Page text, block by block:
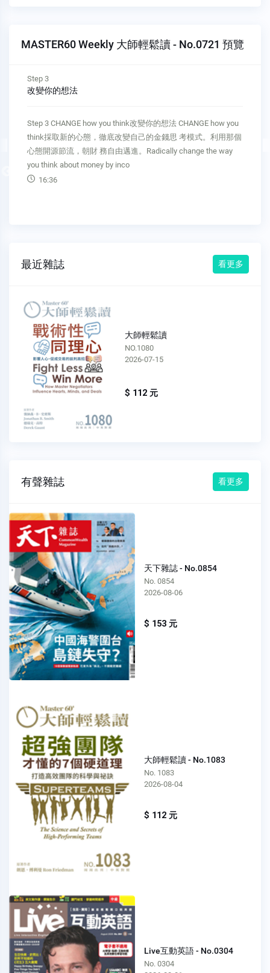
MASTER60 Weekly 大師輕鬆讀 - No.0721 預覽
Previous
Step 4
抛開預算立刻存錢
Step 4 REPLACE budgets with fast savings抛開預算立刻存錢
REPLACE budgets with fast savings擬預算的問題在於會促成稀
缺的心態。 請把更多心思與力氣放在增加你的儲蓄 率，盡量提
高時間帶來的報酬。The problem with b
12:42
最近雜誌 看更多
大師輕鬆讀
NO.1079
2026-07-08
$ 112 元
有聲雜誌 看更多
天下雜誌 - No.0854
No. 0854
2026-08-06
$ 153 元
大師輕鬆讀 - No.1083
No. 1083
2026-08-04
$ 112 元
Live互動英語 - No.0304
No. 0304